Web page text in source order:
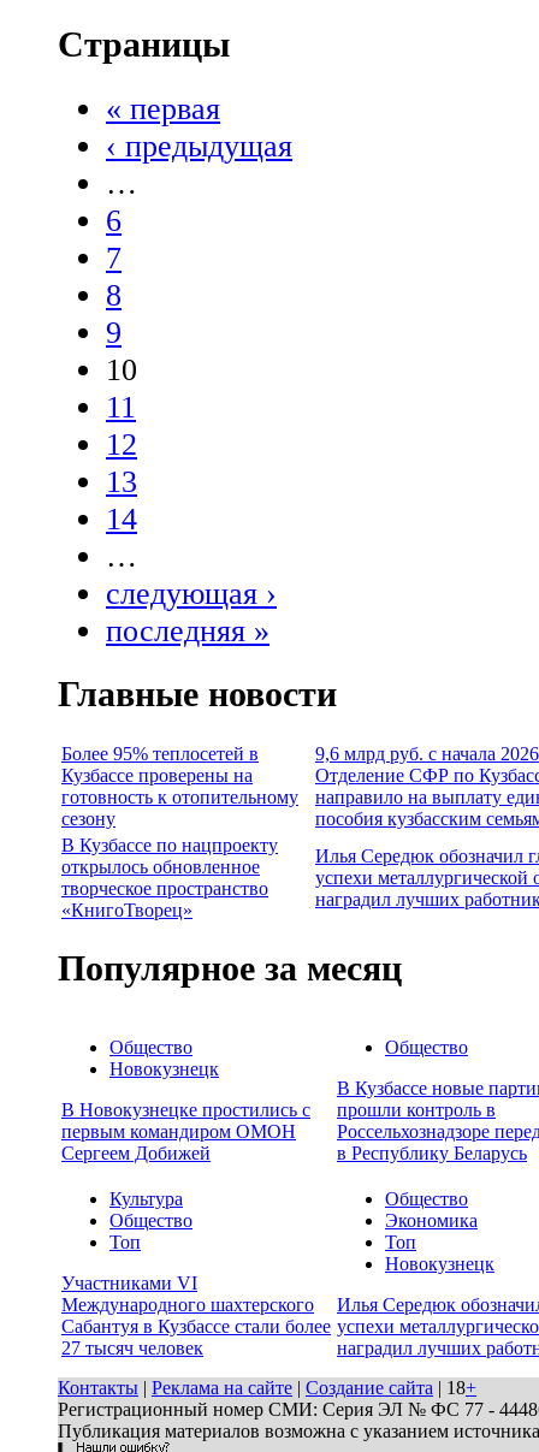
Страницы
« первая
‹ предыдущая
…
6
7
8
9
10
11
12
13
14
…
следующая ›
последняя »
Главные новости
Более 95% теплосетей в
Кузбассе проверены на
готовность к отопительному
сезону
9,6 млрд руб. с начала
Отделение СФР по
направило на выплату
пособия кузбасским
В Кузбассе по нацпроекту
открылось обновленное
творческое пространство
«КнигоТворец»
Илья Середюк обозначил
успехи металлургической
наградил лучших
Популярное за месяц
Общество
Новокузнецк
В Новокузнецке простились с
первым командиром ОМОН
Сергеем Добижей
Общество
В Кузбассе новые
прошли контроль в
Россельхознадзоре
в Республику Беларусь
Культура
Общество
Топ
Участниками VI
Международного шахтерского
Сабантуя в Кузбассе стали более
27 тысяч человек
Общество
Экономика
Топ
Новокузнецк
Илья Середюк
успехи
наградил лучших
Контакты | Реклама на сайте | Создание сайта | 18+
Регистрационный номер СМИ: Серия ЭЛ № ФС 77 - 44486
Публикация материалов возможна с указанием